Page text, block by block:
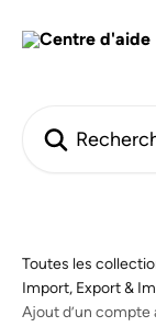
Toutes les
Import, Export &
Ajout d’un compte